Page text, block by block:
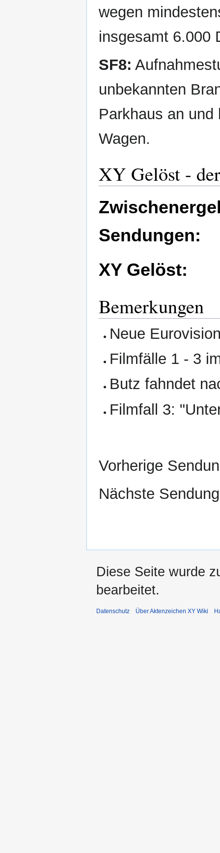
wegen
insgesamt 6.000
SF8:
unbekannten
Parkhaus an und
Wagen.
XY Gelöst -
Sendungen:
XY Gelöst:
Bemerkungen
Neue
Filmfälle 1 - 3
Butz fahndet
Filmfall 3:
Vorherige
Nächste
Diese Seite wurde
bearbeitet.
Datenschutz Über Aktenzeichen XY Wiki